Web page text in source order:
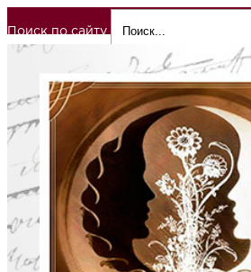
Поиск по сайту